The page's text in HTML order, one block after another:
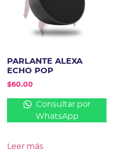
PARLANTE ALEXA
ECHO POP
$60.00
Consultar por
WhatsApp
Leer más